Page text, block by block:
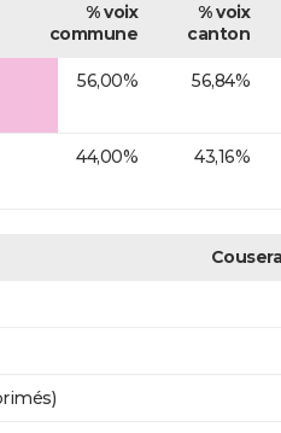
% voix
commune
% voix
canton
56,00% 56,84%
44,00% 43,16%